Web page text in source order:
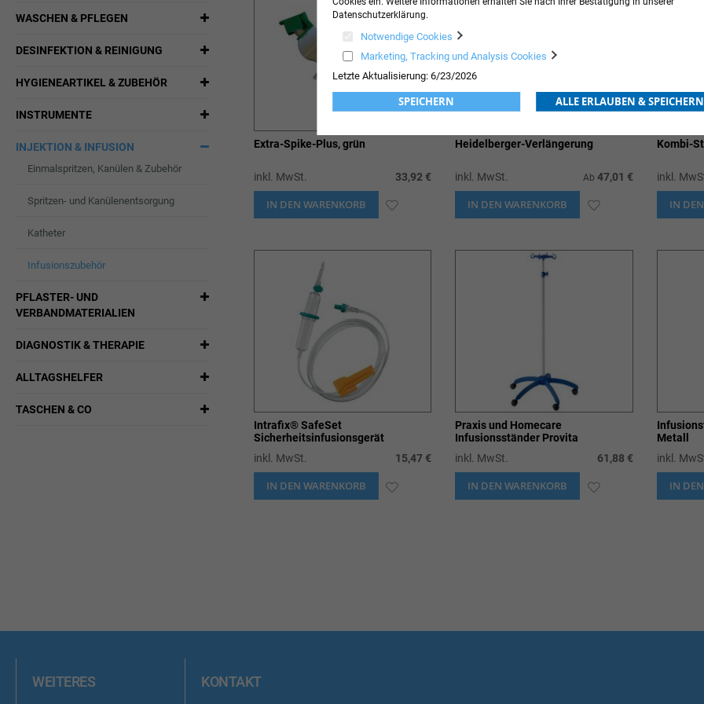
Extra-Spike-Plus, grün
inkl. MwSt. 33,92 €
IN DEN WARENKORB
Heidelberger-Verlängerung
inkl. MwSt. Ab 47,01 €
IN DEN WARENKORB ZUR
Kombi-
inkl.
IN
Intrafix® SafeSet
Sicherheitsinfusionsgerät
inkl. MwSt.
15,47 €
IN DEN WARENKORB
Praxis und Homecare
Infusionsständer Provita
inkl. MwSt.
61,88 €
IN DEN WARENKORB ZUR
Metall
inkl.
IN
WASCHEN & PFLEGEN
DESINFEKTION & REINIGUNG
HYGIENEARTIKEL & ZUBEHÖR
INSTRUMENTE
INJEKTION & INFUSION
Einmalspritzen, Kanülen & Zubehör
Spritzen- und Kanülenentsorgung
Katheter
Infusionszubehör
PFLASTER- UND
VERBANDMATERIALIEN
DIAGNOSTIK & THERAPIE
ALLTAGSHELFER
TASCHEN & CO
WEITERES KONTAKT
Datenschutzerklärung.
Notwendige Cookies
Marketing, Tracking und Analysis Cookies
Letzte Aktualisierung: 6/23/2026
SPEICHERN ALLE ERLAUBEN & SPEICHERN